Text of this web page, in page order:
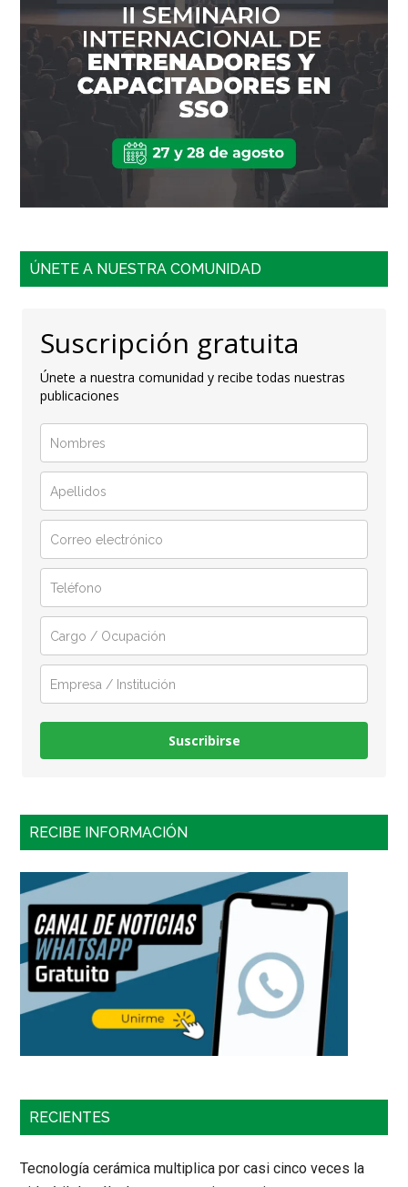
ÚNETE A NUESTRA COMUNIDAD
Suscripción gratuita
Únete a nuestra comunidad y recibe todas nuestras
publicaciones
Suscribirse
RECIBE INFORMACIÓN
RECIENTES
Tecnología cerámica multiplica por casi cinco veces la